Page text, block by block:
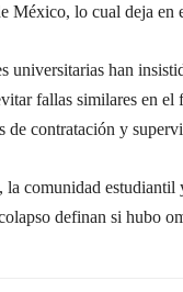
México, lo cual deja en
universitarias han
fallas similares en
de contratación y
la comunidad estudiantil
definan si hubo